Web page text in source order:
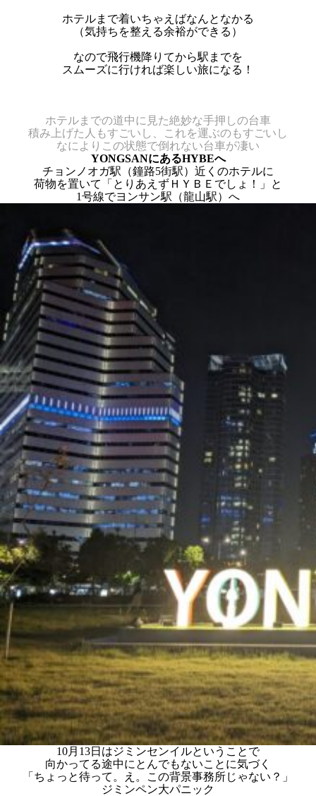
ホテルまで着いちゃえばなんとなかる
（気持ちを整える余裕ができる）
なので飛行機降りてから駅までを
スムーズに行ければ楽しい旅になる！
ホテルまでの道中に見た絶妙な手押しの台車
積み上げた人もすごいし、これを運ぶのもすごいし
なによりこの状態で倒れない台車が凄い
YONGSANにあるHYBEへ
チョンノオガ駅（鐘路5街駅）近くのホテルに
荷物を置いて「とりあえずＨＹＢＥでしょ！」と
1号線でヨンサン駅（龍山駅）へ
10月13日はジミンセンイルということで
向かってる途中にとんでもないことに気づく
「ちょっと待って。え。この背景事務所じゃない？」
ジミンペン大パニック